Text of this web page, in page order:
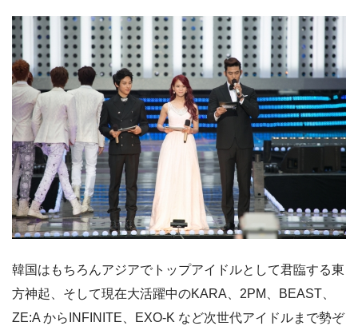
韓国はもちろんアジアでトップアイドルとして君臨する東
方神起、そして現在大活躍中のKARA、2PM、BEAST、
ZE:A からINFINITE、EXO-K など次世代アイドルまで勢ぞ